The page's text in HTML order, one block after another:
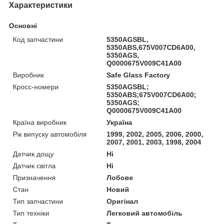
Характеристики
Основні
Код запчастини
5350AGSBL,
5350ABS,675V007CD6A00,
5350AGS,
Q0000675V009C41A00
Виробник
Safe Glass Factory
Кросс-номери
5350AGSBL;
5350ABS;675V007CD6A00;
5350AGS;
Q0000675V009C41A00
Країна виробник
Україна
Рік випуску автомобіля
1999, 2002, 2005, 2006, 2000,
2007, 2001, 2003, 1998, 2004
Датчик дощу
Ні
Датчик світла
Ні
Призначення
Лобове
Стан
Новий
Тип запчастини
Оригінал
Тип техніки
Легковий автомобіль